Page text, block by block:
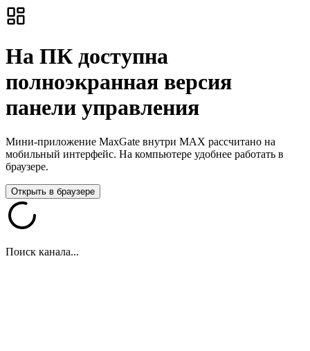
На ПК доступна
полноэкранная версия
панели управления
Мини-приложение MaxGate внутри MAX рассчитано на
мобильный интерфейс. На компьютере удобнее работать в
браузере.
Открыть в браузере
Поиск канала...